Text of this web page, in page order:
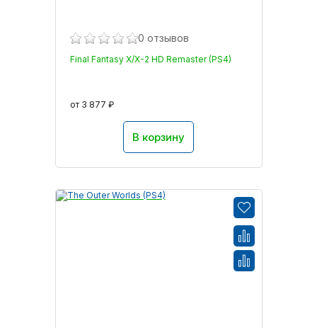
0 отзывов
Final Fantasy X/X-2 HD Remaster (PS4)
от 3 877 ₽
В корзину